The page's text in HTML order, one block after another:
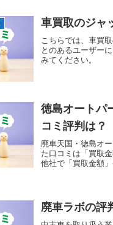
車買取のジャ
こちらでは、車買
とのあるユーザー
みてください。
徳島オートパ
コミ評判は？
廃車天国・徳島オ
た口コミは「買取
他社で「買取金額
廃車ラボの評